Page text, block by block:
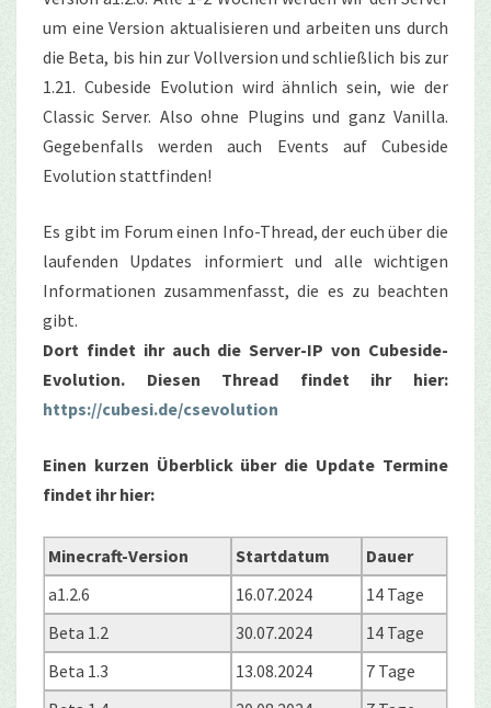
um eine Version aktualisieren und arbeiten uns durch
die Beta, bis hin zur Vollversion und schließlich bis zur
1.21. Cubeside Evolution wird ähnlich sein, wie der
Classic Server. Also ohne Plugins und ganz Vanilla.
Gegebenfalls werden auch Events auf Cubeside
Evolution stattfinden!
Es gibt im Forum einen Info-Thread, der euch über die
laufenden Updates informiert und alle wichtigen
Informationen zusammenfasst, die es zu beachten
gibt.
Dort findet ihr auch die Server-IP von Cubeside-
Evolution. Diesen Thread findet ihr hier:
https://cubesi.de/csevolution
Einen kurzen Überblick über die Update Termine
findet ihr hier:
Minecraft-Version Startdatum
Dauer
a1.2.6
16.07.2024
14 Tage
Beta 1.2
30.07.2024
14 Tage
Beta 1.3
13.08.2024
7 Tage